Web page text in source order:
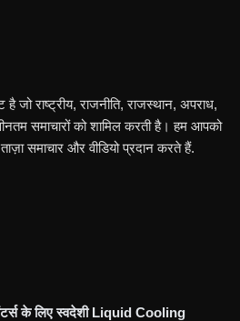
है जो राष्ट्रीय, राजनीति, राजस्थान, अपराध,
समाचारों को शामिल करती है। हम आपको
समाचार और वीडियो प्रदान करते हैं.
के लिए स्वदेशी Liquid Cooling